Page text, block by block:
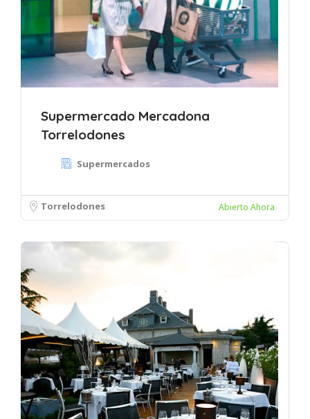
Supermercado Mercadona
Torrelodones
Supermercados
Torrelodones Abierto Ahora